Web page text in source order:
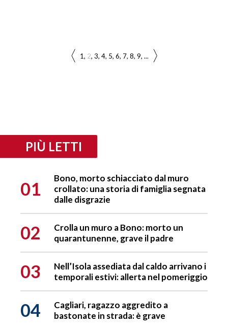
1 2 3 4 5 6 7 8 9 ...
PIÙ LETTI
01
Bono, morto schiacciato dal muro
crollato: una storia di famiglia segnata
dalle disgrazie
02
Crolla un muro a Bono: morto un
quarantunenne, grave il padre
03
Nell’Isola assediata dal caldo arrivano i
temporali estivi: allerta nel pomeriggio
04
Cagliari, ragazzo aggredito a
bastonate in strada: è grave